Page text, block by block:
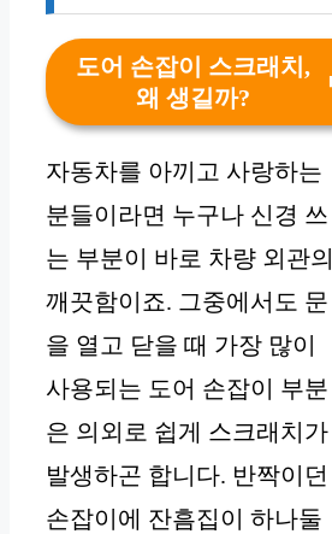
도어 손잡이 스크래치,
왜 생길까?
자동차를 아끼고 사랑하는
분들이라면 누구나 신경 쓰
는 부분이 바로 차량 외관의
깨끗함이죠. 그중에서도 문
을 열고 닫을 때 가장 많이
사용되는 도어 손잡이 부분
은 의외로 쉽게 스크래치가
발생하곤 합니다. 반짝이던
손잡이에 잔흠집이 하나둘